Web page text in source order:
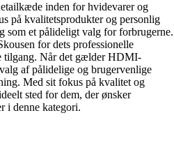
inden for hvidevarer og
på kvalitetsprodukter og personlig
som et pålideligt valg for forbrugerne.
for dets professionelle
tilgang. Når det gælder HDMI-
af pålidelige og brugervenlige
Med sit fokus på kvalitet og
sted for dem, der ønsker
i denne kategori.